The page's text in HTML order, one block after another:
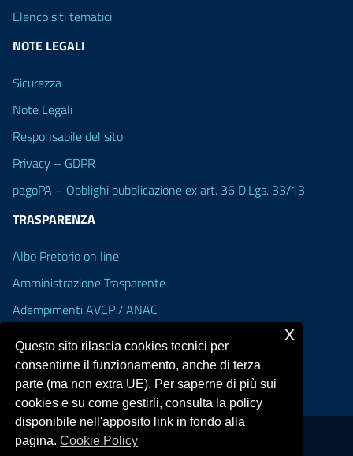
Elenco siti tematici
NOTE LEGALI
Sicurezza
Note Legali
Responsabile del sito
Privacy – GDPR
pagoPA – Obblighi pubblicazione ex art. 36 D.Lgs. 33/13
TRASPARENZA
Albo Pretorio on line
Amministrazione Trasparente
Adempimenti AVCP / ANAC
Dichiarazione di accessibilità
Portale realizzato con la piattaforma
Questo sito rilascia cookies tecnici per
consentirne il funzionamento, anche di terza
parte (ma non extra UE). Per saperne di più sui
cookies e su come gestirli, consulta la policy
disponibile nell'apposito link in fondo alla
pagina.Cookie Policy
x